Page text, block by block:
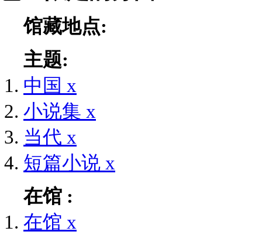
馆藏地点:
主题:
中国 x
小说集 x
当代 x
短篇小说 x
在馆 :
在馆 x